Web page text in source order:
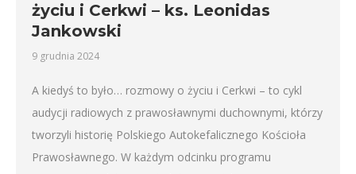
życiu i Cerkwi – ks. Leonidas
Jankowski
9 grudnia 2024
A kiedyś to było… rozmowy o życiu i Cerkwi – to cykl
audycji radiowych z prawosławnymi duchownymi, którzy
tworzyli historię Polskiego Autokefalicznego Kościoła
Prawosławnego. W każdym odcinku programu